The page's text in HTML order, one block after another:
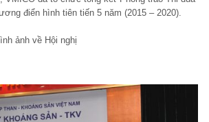
điển hình tiên tiến 5 năm (2015 – 2020).
ảnh về Hội nghị